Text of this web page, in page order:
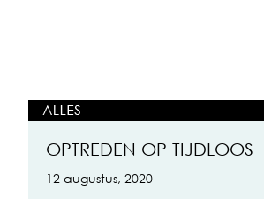
OPTREDEN OP TIJDLOOS
12 augustus, 2020